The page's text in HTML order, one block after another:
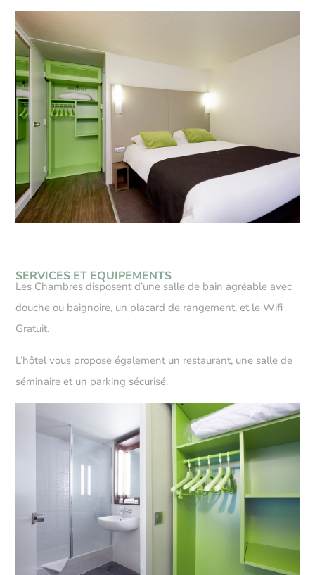
SERVICES ET EQUIPEMENTS
Les Chambres disposent d’une salle de bain agréable avec
douche ou baignoire, un placard de rangement. et le Wifi
Gratuit.
L’hôtel vous propose également un restaurant, une salle de
séminaire et un parking sécurisé.